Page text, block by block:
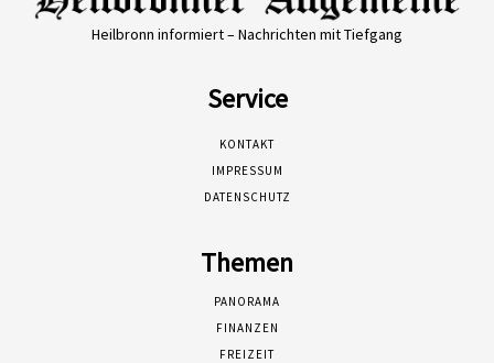
Heilbronn informiert – Nachrichten mit Tiefgang
Service
KONTAKT
IMPRESSUM
DATENSCHUTZ
Themen
PANORAMA
FINANZEN
FREIZEIT